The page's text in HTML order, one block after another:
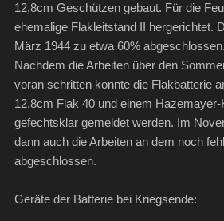
12,8cm Geschützen gebaut. Für die
ehemalige Flakleitstand II hergerichtet.
März 1944 zu etwa 60% abgeschlossen.
Nachdem die Arbeiten über den
voran schritten konnte die Flakbatterie
12,8cm Flak 40 und einem
gefechtsklar gemeldet werden. Im
dann auch die Arbeiten an dem noch
abgeschlossen.
Geräte der Batterie bei Kriegsende: